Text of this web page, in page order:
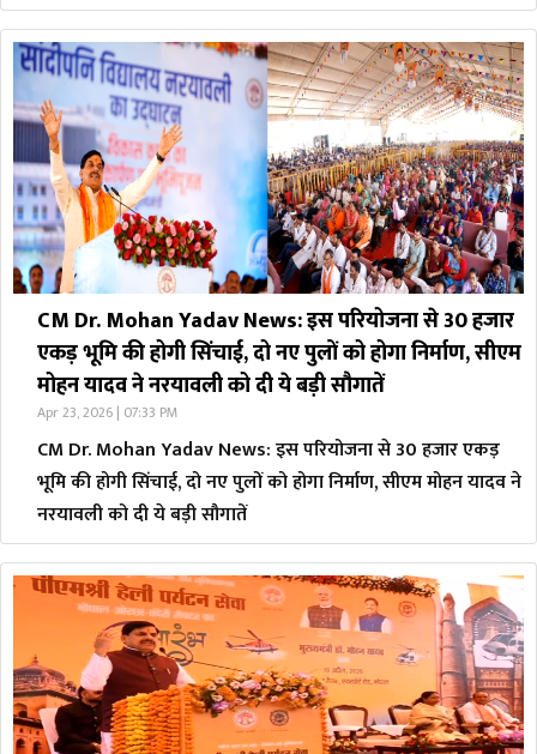
CM Dr. Mohan Yadav News: इस परियोजना से 30 हजार
एकड़ भूमि की होगी सिंचाई, दो नए पुलों को होगा निर्माण, सीएम
मोहन यादव ने नरयावली को दी ये बड़ी सौगातें
Apr 23, 2026 | 07:33 PM
CM Dr. Mohan Yadav News: इस परियोजना से 30 हजार एकड़
भूमि की होगी सिंचाई, दो नए पुलों को होगा निर्माण, सीएम मोहन यादव ने
नरयावली को दी ये बड़ी सौगातें